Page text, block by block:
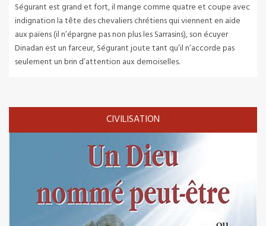
Ségurant est grand et fort, il mange comme quatre et coupe avec
indignation la tête des chevaliers chrétiens qui viennent en aide
aux païens (il n’épargne pas non plus les Sarrasins), son écuyer
Dinadan est un farceur, Ségurant joute tant qu’il n’accorde pas
seulement un brin d’attention aux demoiselles.
CIVILISATION